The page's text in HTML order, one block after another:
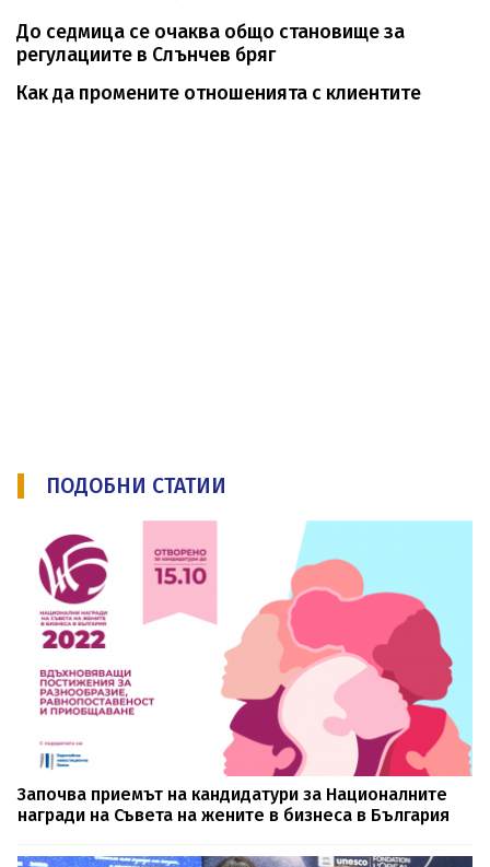
До седмица се очаква общо становище за
регулациите в Слънчев бряг
Как да промените отношенията с клиентите
ПОДОБНИ СТАТИИ
Започва приемът на кандидатури за Националните
награди на Съвета на жените в бизнеса в България